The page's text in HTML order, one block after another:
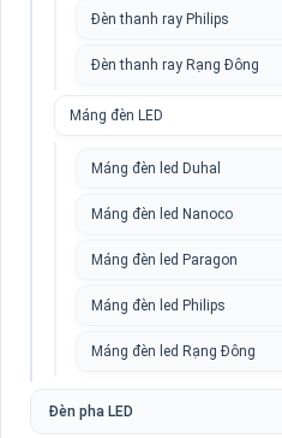
Đèn thanh ray Philips
Đèn thanh ray Rạng Đông
Máng đèn LED
Máng đèn led Duhal
Máng đèn led Nanoco
Máng đèn led Paragon
Máng đèn led Philips
Máng đèn led Rạng Đông
Đèn pha LED